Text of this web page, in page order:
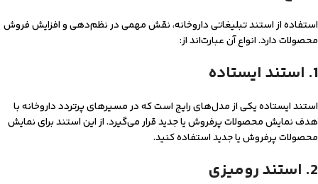
استفاده از استند تبلیغاتی داروخانه، نقش مهمی در نظم‌دهی و افزایش فروش
محصولات دارد. انواع آن عبارت‌اند از:
1. استند ایستاده
استند ایستاده یکی از مدل‌های رایج است که در مسیرهای پرتردد داروخانه با
هدف نمایش محصولات پرفروش یا جدید قرار می‌گیرد. از این استند برای نمایش
محصولات پرفروش یا جدید استفاده کنید.
2. استند رومیزی